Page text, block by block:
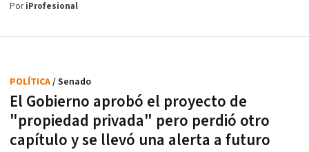
PoriProfesional
El Gobierno aprobó el proyecto de
"propiedad privada" pero perdió otro
capítulo y se llevó una alerta a futuro
POLÍTICA/ Senado